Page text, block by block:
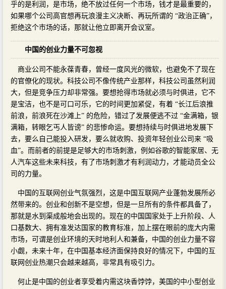
乎的是利润，是市场，绝不放过任何一个市场，钱才是最重要的，
如果哪个公司高官想再玩浪漫主义决断、再玩所谓的 “政治正确”，
拒绝这个市场的话，那就让他立即离开会议室。
中国的创业力量不可忽视
商业公司不能永葆青春，曾经一度风光的微软，也避免不了现在
的官僚化的现状。科技公司不像传统产业那样，科技公司虽然利润
大，但是竞争压力却非常强。要想抢得市场就必须与时俱进，它不
是宝洁，也不是可口可乐，它的时间更加紧促，有着 “长江后浪推
前浪，前浪死在沙滩上” 的危险，错过了发展便逃不过 “金满箱，银
满箱，转眼乞丐人皆谤” 的悲惨命运。要想持续与时俱进地发展下
去，要么自己能投入研发，要么就收购、投资年轻创业公司来 “吸
血”。而前者的前提是足够大的市场刺激，例如谷歌的智能家居、无
人汽车这些未来科技，有了市场刺激才有利润动力，才能动员全公
司的力量。
中国的互联网创业气氛强烈，这是中国互联网产业蓬勃发展所必
然带来的。创业和创新不是空想，但是一旦所有的条件都具备了，
那就是水到渠成般地会出现的。现在的中国国家处于上升阶段、人
口基数大、拥有准发达国家的教育标准，加上摆在眼前的庞大内需
市场，可谓是创业环境的天时地利人和兼备，中国的创业力量不容
小觑，未来十年，在中国基本经济面保持良好的情况下，中国的互
联网创业热潮只会越来越高，非常具有吸引力。
何止是中国的创业者享受着内需这块香饽饽，美国的中小型创业